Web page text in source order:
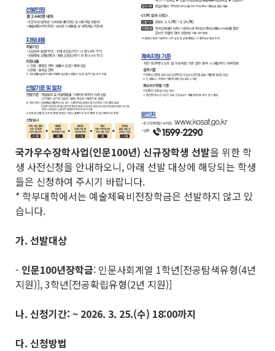
국가우수장학사업(인문100년) 신규장학생 선발을 위한 학
생 사전신청을 안내하오니, 아래 선발 대상에 해당되는 학생
들은 신청하여 주시기 바랍니다.
* 학부대학에서는 예술체육비전장학금은 선발하지 않고 있
습니다.
가. 선발대상
- 인문100년장학금: 인문사회계열 1학년[전공탐색유형(4년
지원)], 3학년[전공확립유형(2년 지원)]
나. 신청기간: ~ 2026. 3. 25.(수) 18:00까지
다. 신청방법